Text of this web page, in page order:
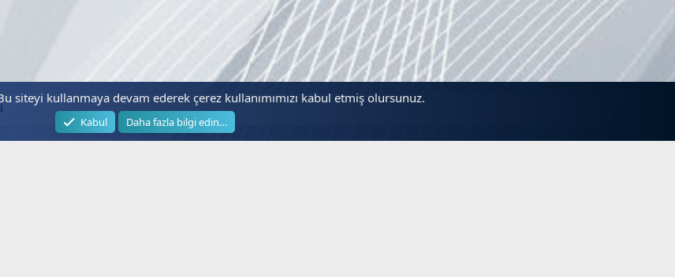
siteyi kullanmaya devam ederek çerez kullanımımızı kabul etmiş olursunuz.
Kabul Daha fazla bilgi edin…